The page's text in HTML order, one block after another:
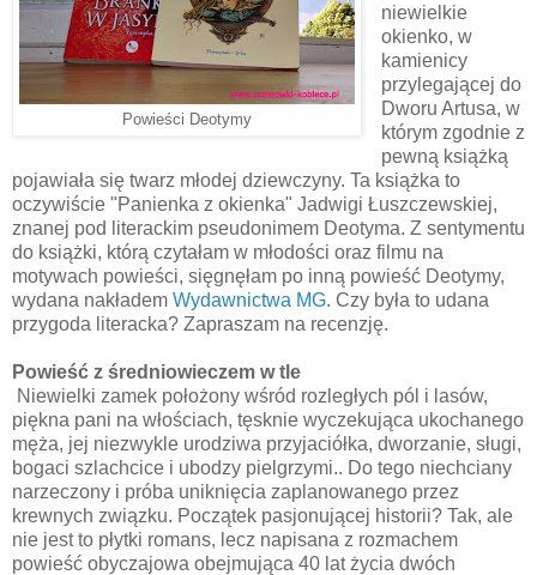
Powieści Deotymy
niewielkie
okienko, w
kamienicy
przylegającej do
Dworu Artusa, w
którym zgodnie z
pewną książką
pojawiała się twarz młodej dziewczyny. Ta książka to
oczywiście "Panienka z okienka" Jadwigi Łuszczewskiej,
znanej pod literackim pseudonimem Deotyma. Z sentymentu
do książki, którą czytałam w młodości oraz filmu na
motywach powieści, sięgnęłam po inną powieść Deotymy,
wydana nakładem Wydawnictwa MG. Czy była to udana
przygoda literacka? Zapraszam na recenzję.
Powieść z średniowieczem w tle
Niewielki zamek położony wśród rozległych pól i lasów,
piękna pani na włościach, tęsknie wyczekująca ukochanego
męża, jej niezwykle urodziwa przyjaciółka, dworzanie, sługi,
bogaci szlachcice i ubodzy pielgrzymi.. Do tego niechciany
narzeczony i próba uniknięcia zaplanowanego przez
krewnych związku. Początek pasjonującej historii? Tak, ale
nie jest to płytki romans, lecz napisana z rozmachem
powieść obyczajowa obejmująca 40 lat życia dwóch